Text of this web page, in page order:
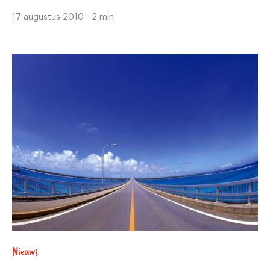
17 augustus 2010 - 2 min.
Nieuws